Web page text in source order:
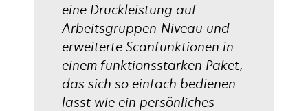
eine Druckleistung auf
Arbeitsgruppen-Niveau und
erweiterte Scanfunktionen in
einem funktionsstarken Paket,
das sich so einfach bedienen
lässt wie ein persönliches